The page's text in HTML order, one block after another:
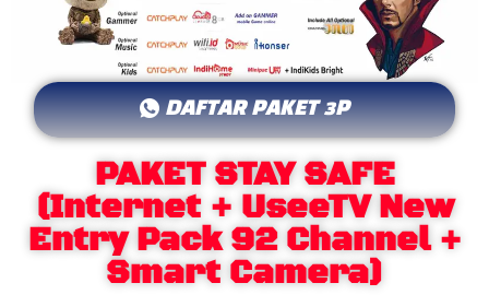
DAFTAR PAKET 3P
PAKET STAY SAFE
(Internet + UseeTV New
Entry Pack 92 Channel +
Smart Camera)